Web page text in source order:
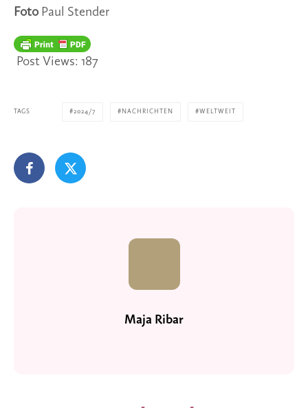
Foto Paul Stender
Post Views: 187
TAGS 2024/7 NACHRICHTEN WELTWEIT
Maja Ribar